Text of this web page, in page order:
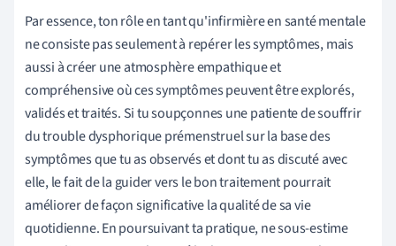
Par essence, ton rôle en tant qu'infirmière en santé mentale
ne consiste pas seulement à repérer les symptômes, mais
aussi à créer une atmosphère empathique et
compréhensive où ces symptômes peuvent être explorés,
validés et traités. Si tu soupçonnes une patiente de souffrir
du trouble dysphorique prémenstruel sur la base des
symptômes que tu as observés et dont tu as discuté avec
elle, le fait de la guider vers le bon traitement pourrait
améliorer de façon significative la qualité de sa vie
quotidienne. En poursuivant ta pratique, ne sous-estime